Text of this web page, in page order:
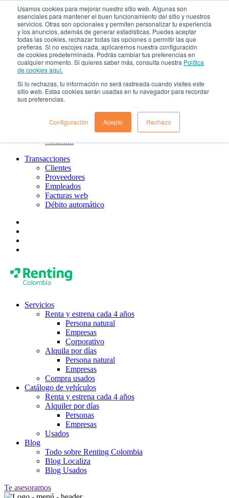
Usamos cookies para mejorar nuestro sitio web. Algunas son
esenciales para mantener el buen funcionamiento del sitio y nuestros
servicios. Otras son opcionales y permiten personalizar tu experiencia
y los anuncios, además de generar estadísticas. Puedes aceptar
todas las cookies, rechazar todas las opciones o permitir las que
prefieras. Si no escojes nada, aplicaremos nuestra configuración
de cookies predeterminada. Podrás cambiar tus preferencias en
cualquier momento. Si quieres saber más, consulta nuestra Política
de cookies aquí.
Si lo rechazas, tu información no será rastreada cuando visites este
sitio web. Estas cookies serán usadas en tu navegador para recordar
sus preferencias.
Configuración Acepto Rechazo
¿Qué es el renting?
Nosotros
Nuestra cultura
Gobierno corporativo
Política de tratamiento de datos
Ayuda
Guías de Usuario clientes
PQRs
Aprende más
¿Dónde estamos?
Bogotá
Medellin
Transacciones
Clientes
Proveedores
Empleados
Facturas web
Débito automático
Servicios
Renta y estrena cada 4 años
Persona natural
Empresas
Corporativo
Alquila por días
Persona natural
Empresas
Compra usados
Catálogo de vehículos
Renta y estrena cada 4 años
Alquiler por días
Personas
Empresas
Usados
Blog
Todo sobre Renting Colombia
Blog Localiza
Blog Usados
Te asesoramos